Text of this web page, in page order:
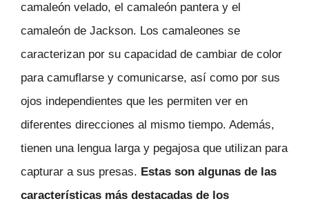
camaleón velado, el camaleón pantera y el
camaleón de Jackson. Los camaleones se
caracterizan por su capacidad de cambiar de color
para camuflarse y comunicarse, así como por sus
ojos independientes que les permiten ver en
diferentes direcciones al mismo tiempo. Además,
tienen una lengua larga y pegajosa que utilizan para
capturar a sus presas. Estas son algunas de las
características más destacadas de los